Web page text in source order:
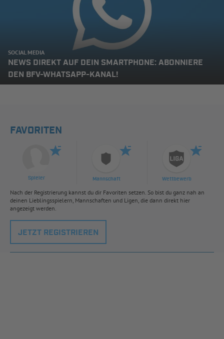
SOCIAL MEDIA
NEWS DIREKT AUF DEIN SMARTPHONE: ABONNIERE
DEN BFV-WHATSAPP-KANAL!
FAVORITEN
Spieler Mannschaft Wettbewerb
Nach der Registrierung kannst du dir Favoriten setzen. So bist du ganz nah an
deinen Lieblingsspielern, Mannschaften und Ligen, die dann direkt hier
angezeigt werden.
JETZT REGISTRIEREN